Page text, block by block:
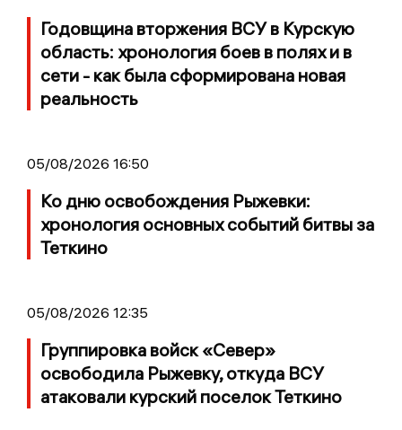
Годовщина вторжения ВСУ в Курскую
область: хронология боев в полях и в
сети - как была сформирована новая
реальность
05/08/2026 16:50
Ко дню освобождения Рыжевки:
хронология основных событий битвы за
Теткино
05/08/2026 12:35
Группировка войск «Север»
освободила Рыжевку, откуда ВСУ
атаковали курский поселок Теткино